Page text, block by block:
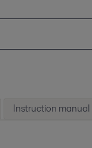
Instruction manual